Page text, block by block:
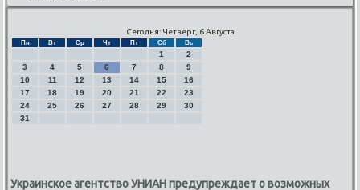
Сегодня: Четверг, 6 Августа
Пн Вт Ср Чт Пт Сб Вс
1
2
3
4 5 6 7 8
9
10
11 12 13 14 15
16
17
18 19 20 21 22
23
24
25 26 27 28 29
30
31
Украинское агентство УНИАН предупреждает о возможных